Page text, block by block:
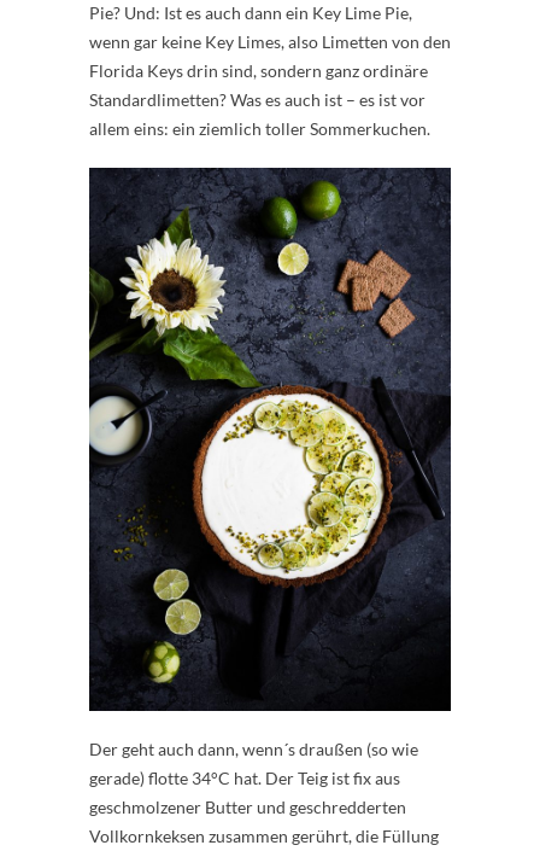
Pie? Und: Ist es auch dann ein Key Lime Pie,
wenn gar keine Key Limes, also Limetten von den
Florida Keys drin sind, sondern ganz ordinäre
Standardlimetten? Was es auch ist – es ist vor
allem eins: ein ziemlich toller Sommerkuchen.
Der geht auch dann, wenn´s draußen (so wie
gerade) flotte 34°C hat. Der Teig ist fix aus
geschmolzener Butter und geschredderten
Vollkornkeksen zusammen gerührt, die Füllung